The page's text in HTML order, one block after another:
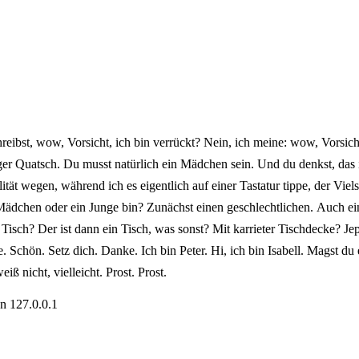
wow, Vorsicht, ich bin verrückt? Nein, ich meine: wow,
Du musst natürlich ein Mädchen sein. Und du denkst,
wegen, während ich es eigentlich auf einer Tastatur tippe, der
oder ein Junge bin? Zunächst einen geschlechtlichen. Auch
Der ist dann ein Tisch, was sonst? Mit karrieter Tischdecke?
Setz dich. Danke. Ich bin Peter. Hi, ich bin Isabell. Magst
nicht, vielleicht. Prost. Prost.
127.0.0.1